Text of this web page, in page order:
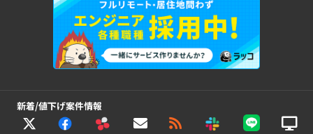
新着/値下げ案件情報